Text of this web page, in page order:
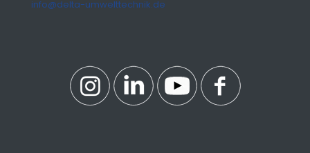
info@delta-umwelttechnik.de